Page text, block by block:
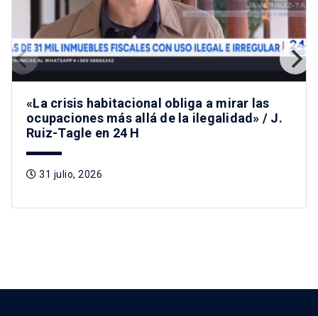
«La crisis habitacional obliga a mirar las
ocupaciones más allá de la ilegalidad» / J.
Ruiz-Tagle en 24 H
31 julio, 2026